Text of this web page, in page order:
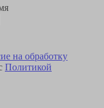
на обработку
Политикой